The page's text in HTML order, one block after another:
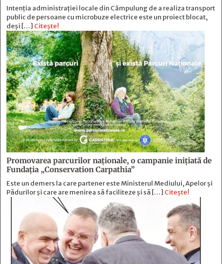
Intenția administrației locale din Câmpulung de a realiza transport
public de persoane cu microbuze electrice este un proiect blocat,
deși […] Citește!
Promovarea parcurilor naționale, o campanie inițiată de
Fundația „Conservation Carpathia”
Este un demers la care partener este Ministerul Mediului, Apelor și
Pădurilor și care are menirea să faciliteze și să […] Citește!